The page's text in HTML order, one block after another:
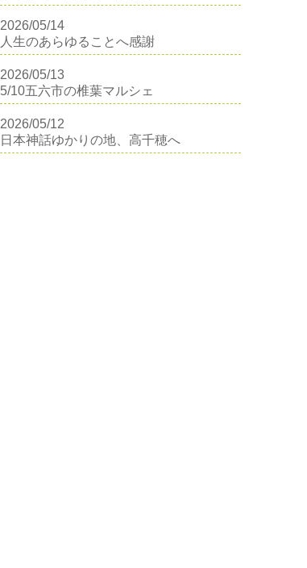
2026/05/14
人生のあらゆることへ感謝
2026/05/13
5/10五六市の椎葉マルシェ
2026/05/12
日本神話ゆかりの地、高千穂へ